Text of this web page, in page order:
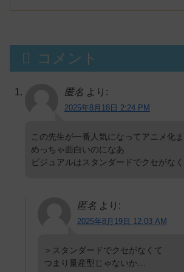
ス】
コメント
匿名 より:
2025年8月18日 2:24 PM
この先生が一番人気になってアニメ化
めっちゃ面白いのになあ
ビジュアルはスタンダードでクセがな
匿名 より:
2025年8月19日 12:03 AM
＞スタンダードでクセがなくて
つまり量産型じゃないか…